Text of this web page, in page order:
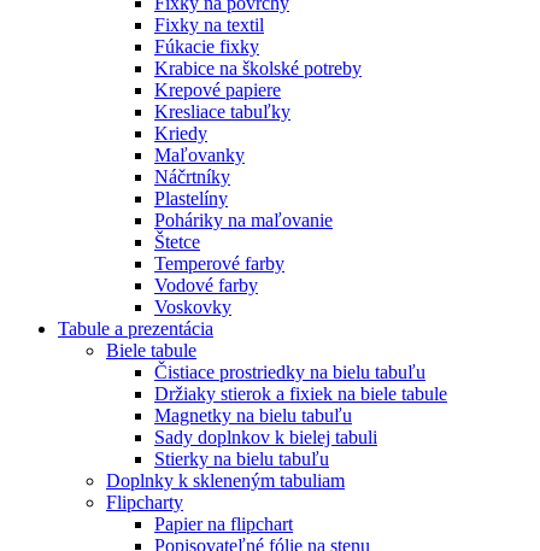
Fixky na textil
Fúkacie fixky
Krabice na školské potreby
Krepové papiere
Kresliace tabuľky
Kriedy
Maľovanky
Náčrtníky
Plastelíny
Poháriky na maľovanie
Štetce
Temperové farby
Vodové farby
Voskovky
Tabule a prezentácia
Biele tabule
Čistiace prostriedky na bielu tabuľu
Držiaky stierok a fixiek na biele tabule
Magnetky na bielu tabuľu
Sady doplnkov k bielej tabuli
Stierky na bielu tabuľu
Doplnky k skleneným tabuliam
Flipcharty
Papier na flipchart
Popisovateľné fólie na stenu